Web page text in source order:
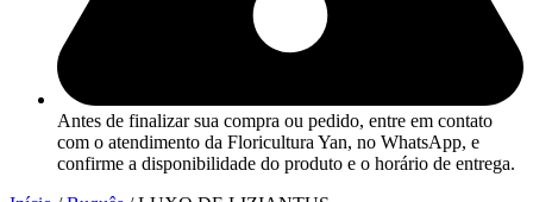
Antes de finalizar sua compra ou pedido, entre em contato
com o atendimento da Floricultura Yan, no WhatsApp, e
confirme a disponibilidade do produto e o horário de entrega.